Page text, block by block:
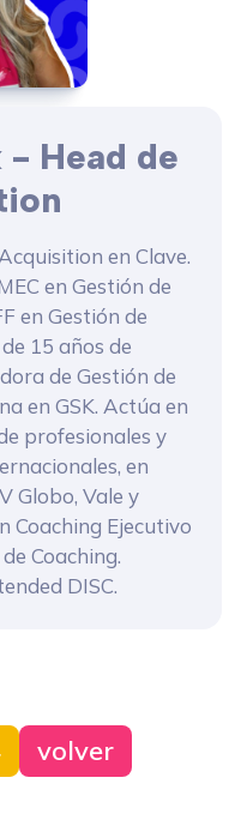
Head de
en Clave.
en Gestión de
en Gestión de
15 años de
de Gestión de
en GSK. Actúa en
profesionales y
en
Globo, Vale y
Coaching Ejecutivo
Coaching.
DISC.
volver